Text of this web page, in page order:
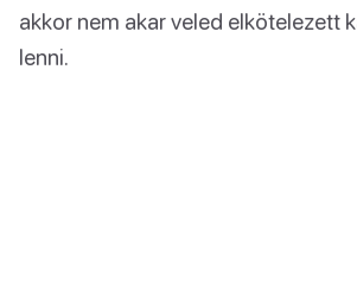
akkor nem akar veled elkötelezett
lenni.